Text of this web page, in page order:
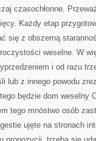
czasochłonne.
Każdy etap
się z obszerną
weselne. W
i od razu
lub z innego powodu
będzie dom weselny
tego mnóstwo osób
ujęte na stronach